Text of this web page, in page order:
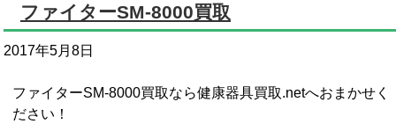
ファイターSM-8000買取
2017年5月8日
ファイターSM-8000買取なら健康器具買取.netへおまかせく
ださい！